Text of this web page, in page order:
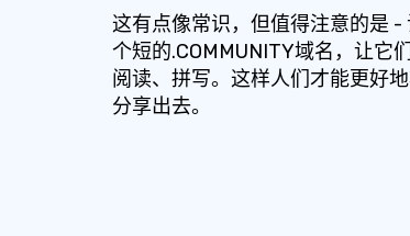
这有点像常识，但值得注意的是 -
个短的.COMMUNITY域名，让它
阅读、拼写。这样人们才能更好
分享出去。